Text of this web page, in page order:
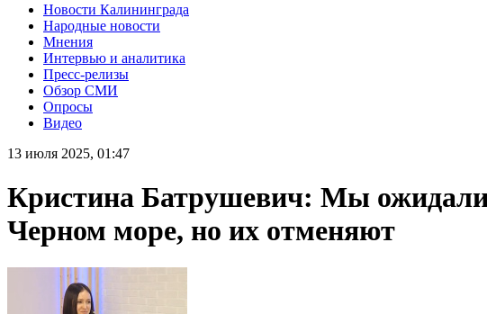
Новости Калининграда
Народные новости
Мнения
Интервью и аналитика
Пресс-релизы
Обзор СМИ
Опросы
Видео
13 июля 2025, 01:47
Кристина Батрушевич: Мы ожидали
Черном море, но их отменяют